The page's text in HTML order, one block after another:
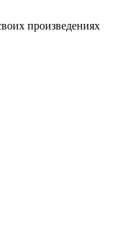
произведениях